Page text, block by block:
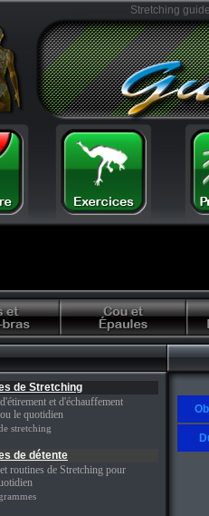
Stretching
de Stretching
et d'échauffement
le quotidien
stretching
de détente
routines de Stretching pour